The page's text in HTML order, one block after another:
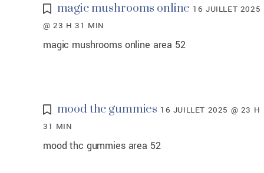
magic mushrooms online 16 JUILLET 2025
@ 23 H 31 MIN
magic mushrooms online area 52
mood thc gummies 16 JUILLET 2025 @ 23 H
31 MIN
mood thc gummies area 52